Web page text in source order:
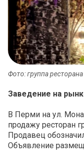
Фото: группа
Заведение на
В Перми на ул.
продажу ресторан
Продавец
Объявление